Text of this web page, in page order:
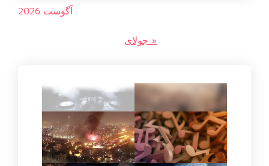
آگوست 2026
« جولای